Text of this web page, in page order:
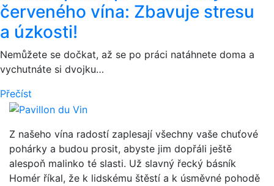
červeného vína: Zbavuje stresu
a úzkosti!
Nemůžete se dočkat, až se po práci natáhnete doma a
vychutnáte si dvojku…
Přečíst
Z našeho vína radostí zaplesají všechny vaše chuťové
pohárky a budou prosit, abyste jim dopřáli ještě
alespoň malinko té slasti. Už slavný řecký básník
Homér říkal, že k lidskému štěstí a k úsměvné pohodě